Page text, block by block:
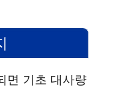
면 기초 대사량